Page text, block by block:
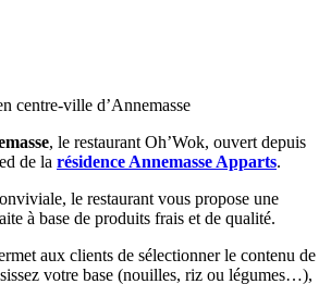
centre-ville d’Annemasse
, le restaurant Oh’Wok, ouvert depuis
de la résidence Annemasse Apparts.
le restaurant vous propose une
à base de produits frais et de qualité.
aux clients de sélectionner le contenu de
votre base (nouilles, riz ou légumes…),